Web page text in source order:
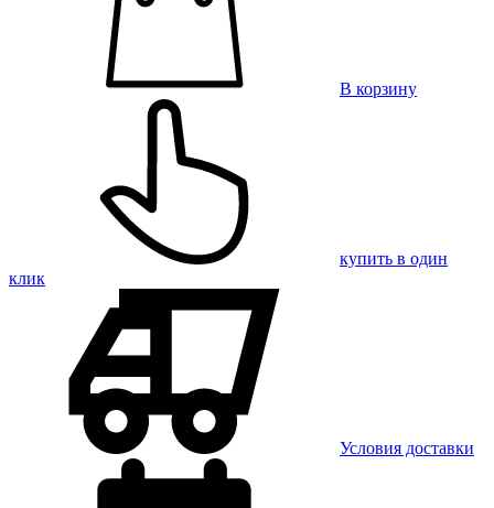
В корзину
купить в один
клик
Условия доставки